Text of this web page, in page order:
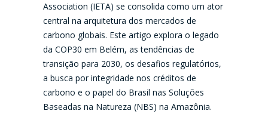
Association (IETA) se consolida como um ator
central na arquitetura dos mercados de
carbono globais. Este artigo explora o legado
da COP30 em Belém, as tendências de
transição para 2030, os desafios regulatórios,
a busca por integridade nos créditos de
carbono e o papel do Brasil nas Soluções
Baseadas na Natureza (NBS) na Amazônia.